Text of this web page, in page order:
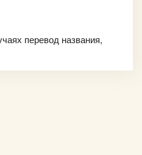
перевод названия,